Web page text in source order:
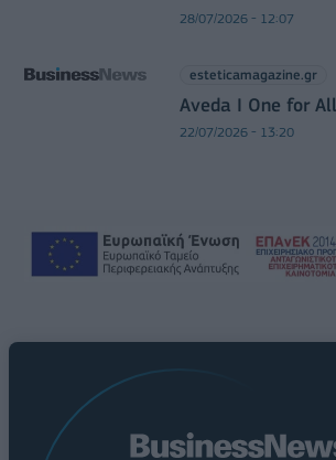
28/07/2026 - 12:07
esteticamagazine.gr
Aveda I One for
22/07/2026 - 13:20